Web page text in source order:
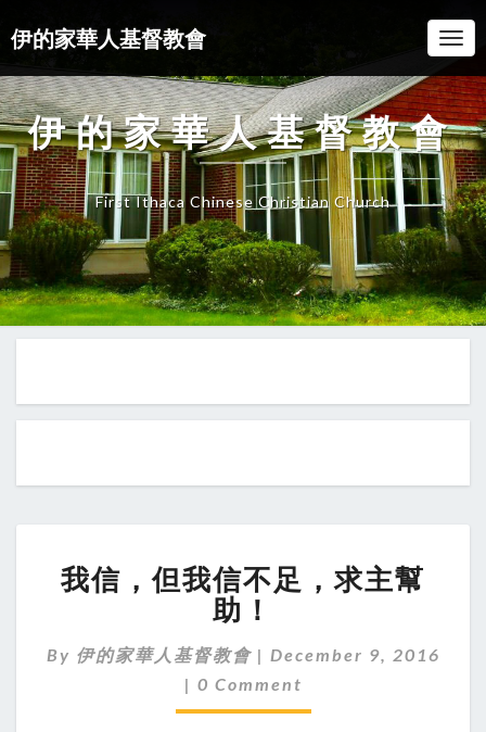
伊的家華人基督教會
伊的家華人基督教會
First Ithaca Chinese Christian Church
信，
但
我
信
足，
求
我信，但我信不足，求主幫
助！
By 伊的家華人基督教會| December 9, 2016
| Comments
0 Comment